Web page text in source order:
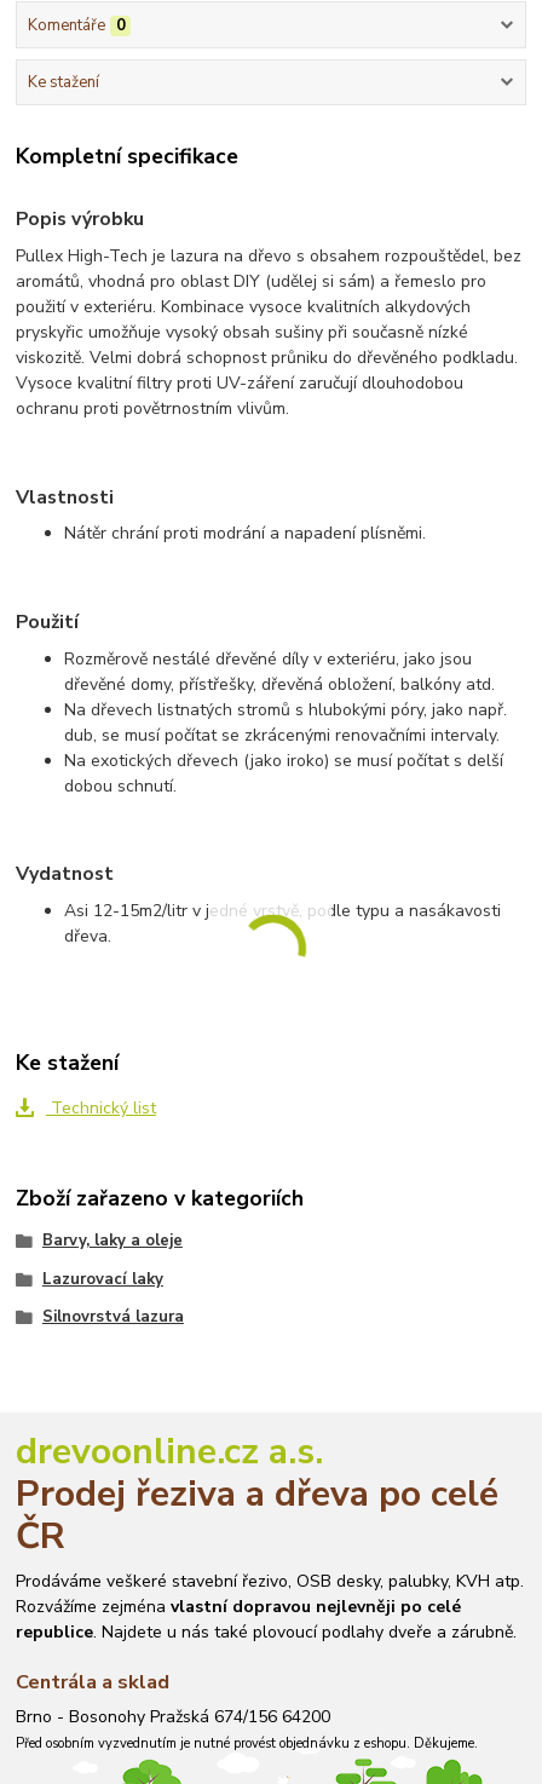
Komentáře 0
Ke stažení
Kompletní specifikace
Popis výrobku
Pullex High-Tech je lazura na dřevo s obsahem rozpouštědel, bez
aromátů, vhodná pro oblast DIY (udělej si sám) a řemeslo pro
použití v exteriéru. Kombinace vysoce kvalitních alkydových
pryskyřic umožňuje vysoký obsah sušiny při současně nízké
viskozitě. Velmi dobrá schopnost průniku do dřevěného podkladu.
Vysoce kvalitní filtry proti UV-záření zaručují dlouhodobou
ochranu proti povětrnostním vlivům.
Vlastnosti
Nátěr chrání proti modrání a napadení plísněmi.
Použití
Rozměrově nestálé dřevěné díly v exteriéru, jako jsou
dřevěné domy, přístřešky, dřevěná obložení, balkóny atd.
Na dřevech listnatých stromů s hlubokými póry, jako např.
dub, se musí počítat se zkrácenými renovačními intervaly.
Na exotických dřevech (jako iroko) se musí počítat s delší
dobou schnutí.
Vydatnost
Asi 12-15m2/litr v jedné vrstvě, podle typu a nasákavosti
dřeva.
Ke stažení
Technický list
Zboží zařazeno v kategoriích
Barvy, laky a oleje
Lazurovací laky
Silnovrstvá lazura
drevoonline.cz a.s.
Prodej řeziva a dřeva po celé
ČR
Prodáváme veškeré stavební řezivo, OSB desky, palubky, KVH atp.
Rozvážíme zejménavlastní dopravou nejlevněji po celé
republice. Najdete u nás také plovoucí podlahy dveře a zárubně.
Centrála a sklad
Brno - Bosonohy Pražská 674/156 64200
Před osobním vyzvednutím je nutné provést objednávku z eshopu. Děkujeme.